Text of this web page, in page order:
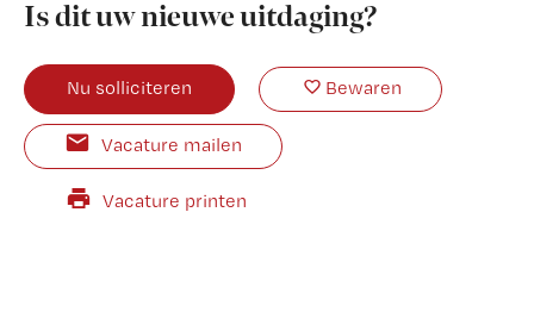
Is dit uw nieuwe uitdaging?
Nu solliciteren Bewaren
Vacature mailen
Vacature printen